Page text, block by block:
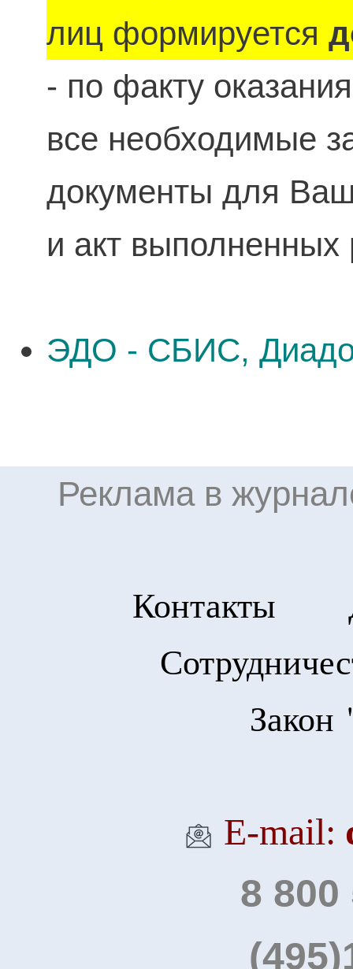
лиц формируется
- по факту
все необходимые
документы для
и акт выполненных
ЭДО - СБИС,
Реклама в
Контакты
Е-mail:
8 800